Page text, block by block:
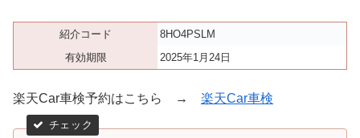
紹介コード
8HO4PSLM
有効期限
2025年1月24日
楽天Car車検予約はこちら → 楽天Car車検